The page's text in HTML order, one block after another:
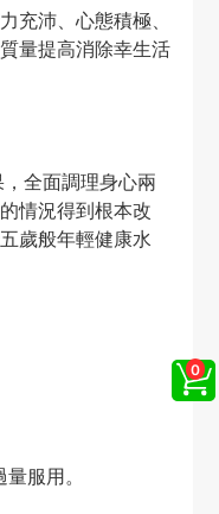
充沛、心態積極、
量提高消除幸生活
全面調理身心兩
情況得到根本改
歲般年輕健康水
服用。